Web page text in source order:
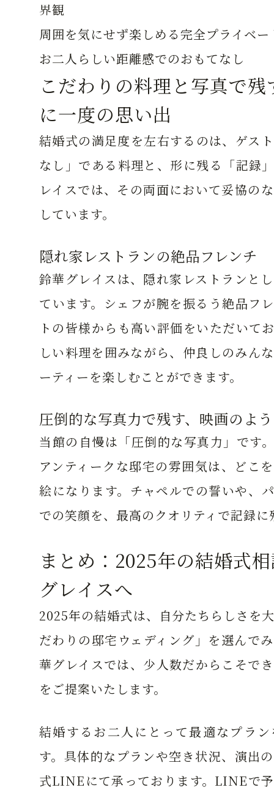
界観
周囲を気にせず楽しめる完全プライベ
お二人らしい距離感でのおもてなし
こだわりの料理と写真で残
に一度の思い出
結婚式の満足度を左右するのは、ゲス
なし」である料理と、形に残る「記録
レイスでは、その両面において妥協の
しています。
隠れ家レストランの絶品フレンチ
鈴華グレイスは、隠れ家レストランと
ています。シェフが腕を振るう絶品フ
トの皆様からも高い評価をいただいて
しい料理を囲みながら、仲良しのみん
ーティーを楽しむことができます。
圧倒的な写真力で残す、映画のよ
当館の自慢は「圧倒的な写真力」です
アンティークな邸宅の雰囲気は、どこ
絵になります。チャペルでの誓いや、
での笑顔を、最高のクオリティで記録に
まとめ：2025年の結婚式
グレイスへ
2025年の結婚式は、自分たちらしさを
だわりの邸宅ウェディング」を選んで
華グレイスでは、少人数だからこそで
をご提案いたします。
結婚するお二人にとって最適なプラ
す。具体的なプランや空き状況、演出
式LINEにて承っております。LINEで